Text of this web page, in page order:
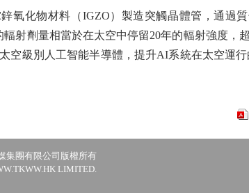
化物材料（IGZO）製造突觸晶體管，通過質
射劑量相當於在太空中停留20年的輻射強度，
空級別人工智能半導體，提升AI系統在太空運
集團有限公司版權所有
LIMITED.